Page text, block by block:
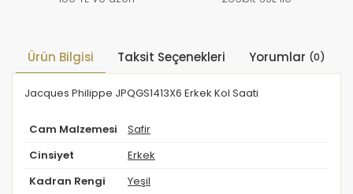
Ürün Bilgisi Taksit Seçenekleri Yorumlar (0)
Jacques Philippe JPQGS1413X6 Erkek Kol Saati
Cam Malzemesi Safir
Cinsiyet Erkek
Kadran Rengi Yeşil